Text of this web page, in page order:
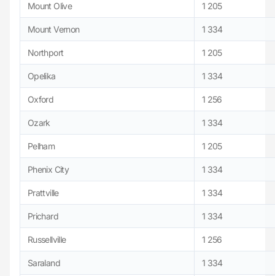
Mount Olive 1 205
Mount Vernon 1 334
Northport 1 205
Opelika 1 334
Oxford 1 256
Ozark 1 334
Pelham 1 205
Phenix City 1 334
Prattville 1 334
Prichard 1 334
Russellville 1 256
Saraland 1 334